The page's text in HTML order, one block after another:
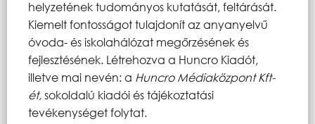
helyzetének tudományos kutatását, feltárását.
Kiemelt fontosságot tulajdonít az anyanyelvű
óvoda- és iskolahálózat megőrzésének és
fejlesztésének. Létrehozva a Huncro Kiadót,
illetve mai nevén: a Huncro Médiaközpont Kft-
ét,sokoldalú kiadói és tájékoztatási
tevékenységet folytat.